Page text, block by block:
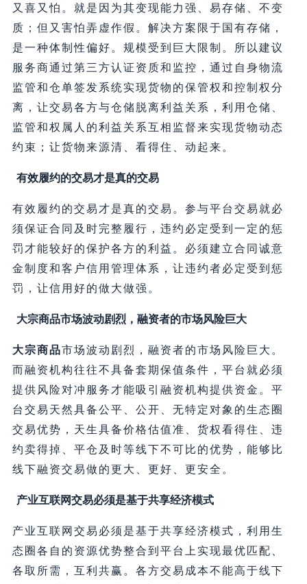
又喜又怕。就是因为其变现能力强、易存储、不变
质；但又害怕弄虚作假。解决方案限于国有存储，
是一种体制性偏好。规模受到巨大限制。所以建议
服务商通过第三方认证资质和监控，通过自身物流
监管和仓单签发系统实现货物的保管权和控制权分
离，让交易各方与仓储脱离利益关系，利用仓储、
监管和权属人的利益关系互相监督来实现货物动态
约束；让货物来源清、看得住、动起来。
有效履约的交易才是真的交易
有效履约的交易才是真的交易。参与平台交易就必
须保证合同及时完整履行，违约必定受到一定的惩
罚才能较好的保护各方的利益。必须建立合同诚意
金制度和客户信用管理体系，让违约者必定受到惩
罚，让信用好的做大做强。
大宗商品市场波动剧烈，融资者的市场风险巨大
大宗商品市场波动剧烈，融资者的市场风险巨大。
而融资机构往往不具备套期保值条件，平台就必须
提供风险对冲服务才能吸引融资机构提供资金。平
台交易天然具备公平、公开、无特定对象的生态圈
交易优势，天生具备价格估值准、货权看得住、违
约卖得掉、平仓及时等线下不可比的优势，能够比
线下融资交易做的更大、更好、更安全。
产业互联网交易必须是基于共享经济模式
产业互联网交易必须是基于共享经济模式，利用生
态圈各自的资源优势整合到平台上实现最优匹配、
各取所需，互利共赢。各方交易成本不能高于线下